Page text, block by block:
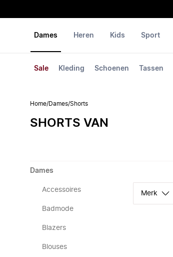
Dames
Sale Kleding Schoenen Tassen
Heren Kids Sport
Home/Dames/Shorts
SHORTS VAN
Dames
Accessoires
Badmode
Blazers
Blouses
Merk